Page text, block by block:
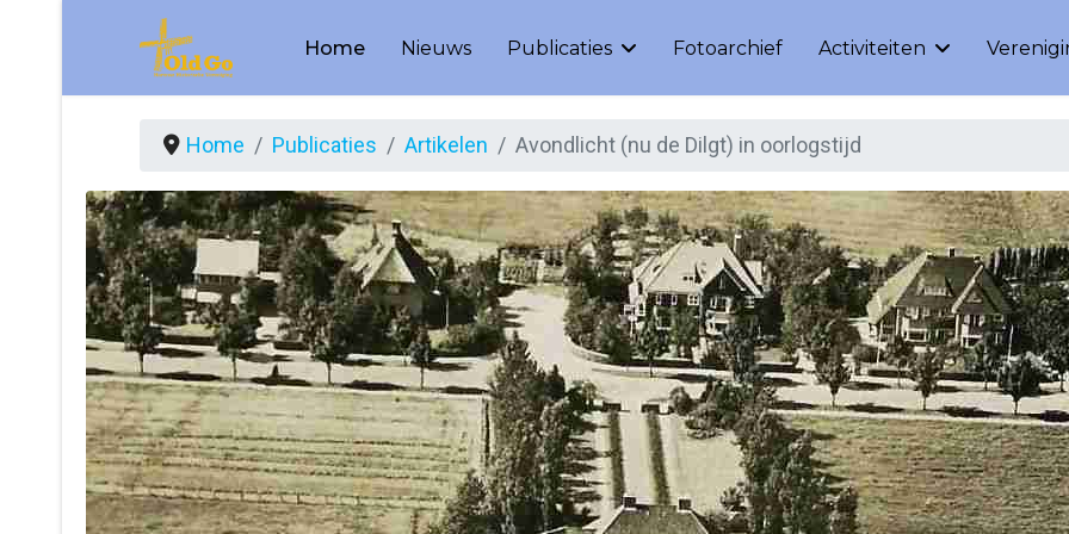
Home Nieuws Publicaties Fotoarchief Activiteiten
Home Publicaties Artikelen Avondlicht (nu de Dilgt) in oorlogstijd